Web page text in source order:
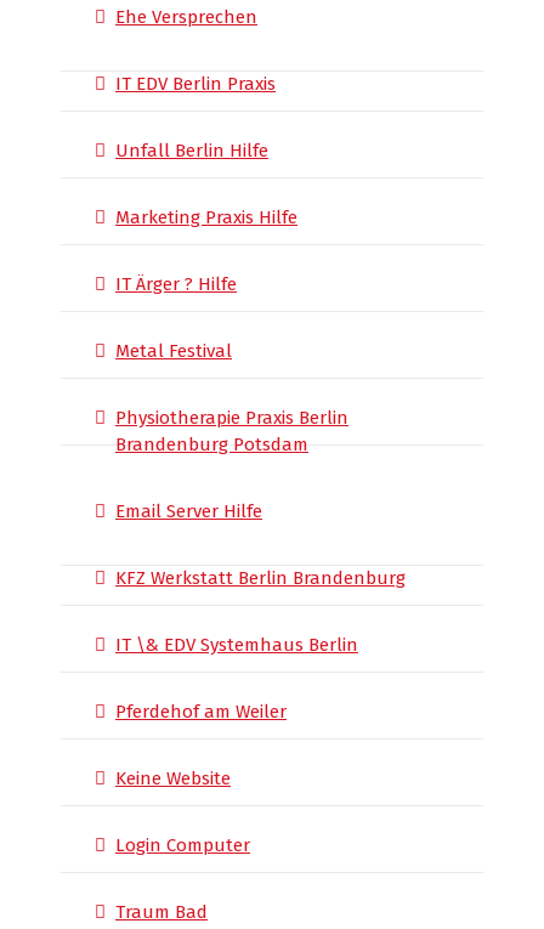
Ehe Versprechen
IT EDV Berlin Praxis
Unfall Berlin Hilfe
Marketing Praxis Hilfe
IT Ärger ? Hilfe
Metal Festival
Physiotherapie Praxis Berlin
Brandenburg Potsdam
Email Server Hilfe
KFZ Werkstatt Berlin Brandenburg
IT \& EDV Systemhaus Berlin
Pferdehof am Weiler
Keine Website
Login Computer
Traum Bad